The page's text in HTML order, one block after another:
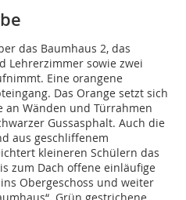
das Baumhaus 2, das
Lehrerzimmer sowie zwei
Eine orangene
Das Orange setzt sich
Wänden und Türrahmen
Gussasphalt. Auch die
aus geschliffenem
kleineren Schülern das
zum Dach offene einläufige
Obergeschoss und weiter